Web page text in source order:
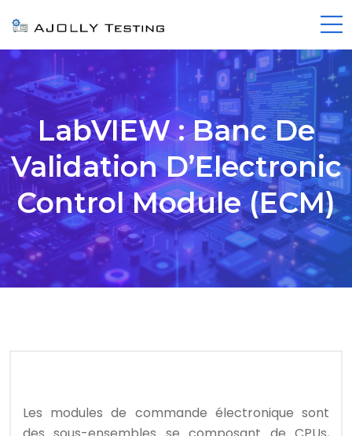
LabVIEW : Banc De
Validation D’Electronic
Control Module (ECM)
Les modules de commande électronique sont